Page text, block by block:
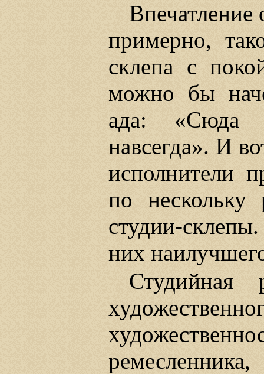
Впечатление
примерно,
склепа с
можно бы
ада: «Сюда
навсегда». И
исполнители
по
студии-
них
Студийная